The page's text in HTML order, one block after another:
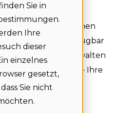
Sie in
Ihre
dieser
einzelnes
gesetzt,
Sie nicht
Ideen teilen! Sehen
verfügbar
in Flexwhere. Verwalten
und optimieren Sie Ihre